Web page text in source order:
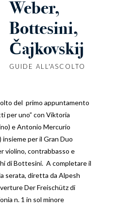
Weber,
Bottesini,
Čajkovskij
GUIDE ALL'ASCOLTO
del primo appuntamento
per uno” con Viktoria
e Antonio Mercurio
per il Gran Duo
violino, contrabbasso e
di Bottesini. A completare il
serata, diretta da Alpesh
Der Freischütz di
n. 1 in sol minore